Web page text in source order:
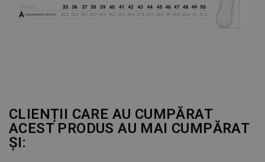
CLIENȚII CARE AU CUMPĂRAT
ACEST PRODUS AU MAI CUMPĂRAT
ȘI: